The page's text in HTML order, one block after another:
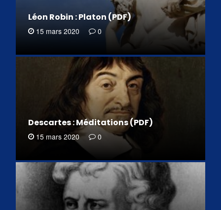
Léon Robin : Platon (PDF)
15 mars 2020 0
Descartes : Méditations (PDF)
15 mars 2020 0